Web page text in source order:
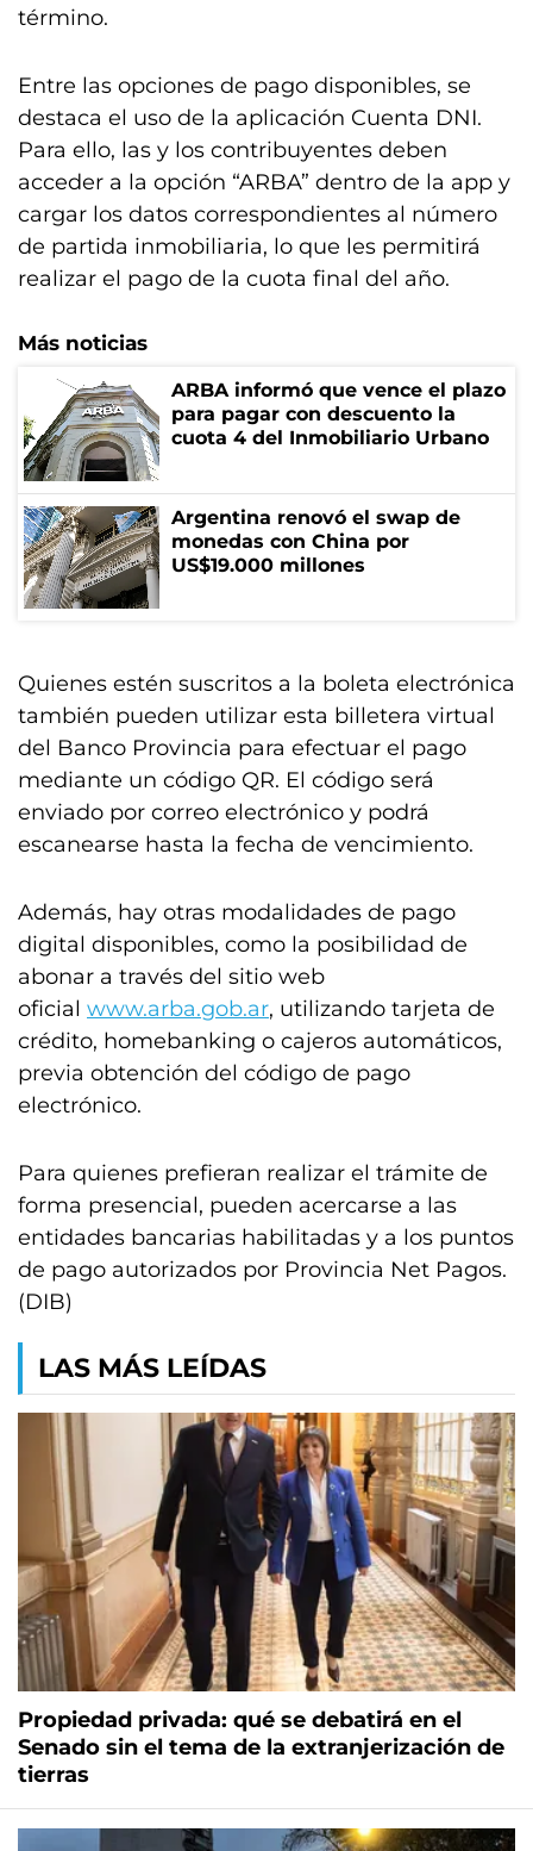
término.
Entre las opciones de pago disponibles, se
destaca el uso de la aplicación Cuenta DNI.
Para ello, las y los contribuyentes deben
acceder a la opción “ARBA” dentro de la app y
cargar los datos correspondientes al número
de partida inmobiliaria, lo que les permitirá
realizar el pago de la cuota final del año.
Más noticias
ARBA informó que vence el plazo
para pagar con descuento la
cuota 4 del Inmobiliario Urbano
Argentina renovó el swap de
monedas con China por
US$19.000 millones
Quienes estén suscritos a la boleta electrónica
también pueden utilizar esta billetera virtual
del Banco Provincia para efectuar el pago
mediante un código QR. El código será
enviado por correo electrónico y podrá
escanearse hasta la fecha de vencimiento.
Además, hay otras modalidades de pago
digital disponibles, como la posibilidad de
abonar a través del sitio web
oficial www.arba.gob.ar, utilizando tarjeta de
crédito, homebanking o cajeros automáticos,
previa obtención del código de pago
electrónico.
Para quienes prefieran realizar el trámite de
forma presencial, pueden acercarse a las
entidades bancarias habilitadas y a los puntos
de pago autorizados por Provincia Net Pagos.
(DIB)
LAS MÁS LEÍDAS
Propiedad privada: qué se debatirá en el
Senado sin el tema de la extranjerización de
tierras